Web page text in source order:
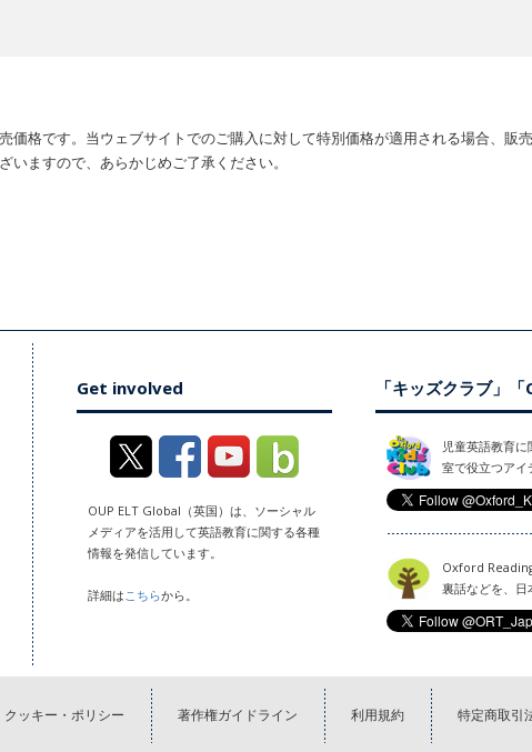
価格です。当ウェブサイトでのご購入に対して特別価格が適用される場合、販
ますので、あらかじめご了承ください。
Get involved
OUP ELT Global（英国）は、ソーシャル
メディアを活用して英語教育に関する各種
情報を発信しています。
詳細は こちらから。
「キッズクラブ」
児童英語教育
室で役立つアイ
Oxford
裏話などを、日
クッキー・ポリシー 著作権ガイドライン 利用規約 特定商取引